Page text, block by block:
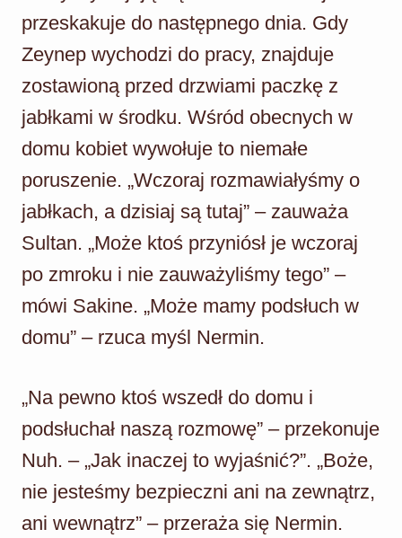
przeskakuje do następnego dnia. Gdy
Zeynep wychodzi do pracy, znajduje
zostawioną przed drzwiami paczkę z
jabłkami w środku. Wśród obecnych w
domu kobiet wywołuje to niemałe
poruszenie. „Wczoraj rozmawiałyśmy o
jabłkach, a dzisiaj są tutaj” – zauważa
Sultan. „Może ktoś przyniósł je wczoraj
po zmroku i nie zauważyliśmy tego” –
mówi Sakine. „Może mamy podsłuch w
domu” – rzuca myśl Nermin.
„Na pewno ktoś wszedł do domu i
podsłuchał naszą rozmowę” – przekonuje
Nuh. – „Jak inaczej to wyjaśnić?”. „Boże,
nie jesteśmy bezpieczni ani na zewnątrz,
ani wewnątrz” – przeraża się Nermin.